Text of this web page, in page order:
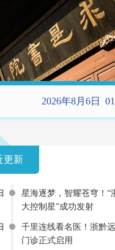
2026年8月6日
更新
星海逐梦，智耀苍穹！“
大控制星”成功发射
千里连线看名医！浙黔
门诊正式启用